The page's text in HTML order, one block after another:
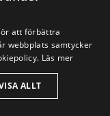
även titta
hitta fler
kontakta
att förbättra
webbplats samtycker
Läs mer
ALLT